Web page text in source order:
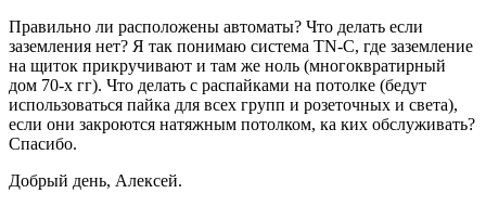
Правильно ли расположены автоматы? Что делать если
заземления нет? Я так понимаю система ТN-С, где заземление
на щиток прикручивают и там же ноль (многоквратирный
дом 70-х гг). Что делать с распайками на потолке (бедут
использоваться пайка для всех групп и розеточных и света),
если они закроются натяжным потолком, ка ких обслуживать?
Спасибо.
Добрый день, Алексей.